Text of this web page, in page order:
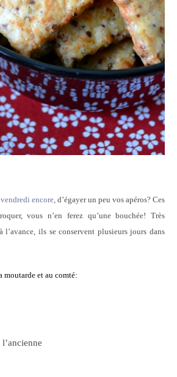
vendredi encore, d’égayer un peu vos apéros? Ces
vous n’en ferez qu’une bouchée! Très
l’avance, ils se conservent plusieurs jours dans
moutarde et au comté: